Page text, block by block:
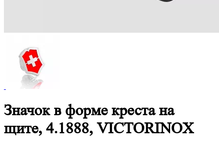
Значок в форме креста на
щите, 4.1888, VICTORINOX